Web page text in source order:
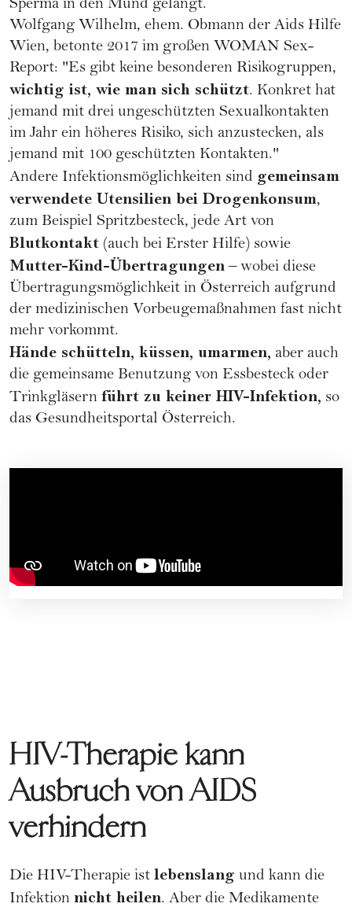
Sperma in den Mund gelangt.
Wolfgang Wilhelm, ehem. Obmann der Aids Hilfe
Wien, betonte 2017 im großen WOMAN Sex-
Report: "Es gibt keine besonderen Risikogruppen,
wichtig ist, wie man sich schützt. Konkret hat
jemand mit drei ungeschützten Sexualkontakten
im Jahr ein höheres Risiko, sich anzustecken, als
jemand mit 100 geschützten Kontakten."
Andere Infektionsmöglichkeiten sind gemeinsam
verwendete Utensilien bei Drogenkonsum,
zum Beispiel Spritzbesteck, jede Art von
Blutkontakt (auch bei Erster Hilfe) sowie
Mutter-Kind-Übertragungen– wobei diese
Übertragungsmöglichkeit in Österreich aufgrund
der medizinischen Vorbeugemaßnahmen fast nicht
mehr vorkommt.
Hände schütteln, küssen, umarmen, aber auch
die gemeinsame Benutzung von Essbesteck oder
Trinkgläsern führt zu keiner HIV-Infektion, so
das Gesundheitsportal Österreich.
HIV-Therapie kann
Ausbruch von AIDS
verhindern
Die HIV-Therapie ist lebenslang und kann die
Infektion nicht heilen. Aber die Medikamente